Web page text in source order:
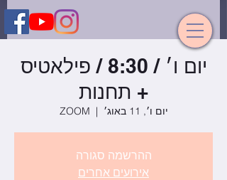
יום ו׳ / 8:30 / פילאטיס
+ תחנות
יום ו׳, 11 באוג׳
  |
ZOOM
ההרשמה סגורה
אירועים אחרים